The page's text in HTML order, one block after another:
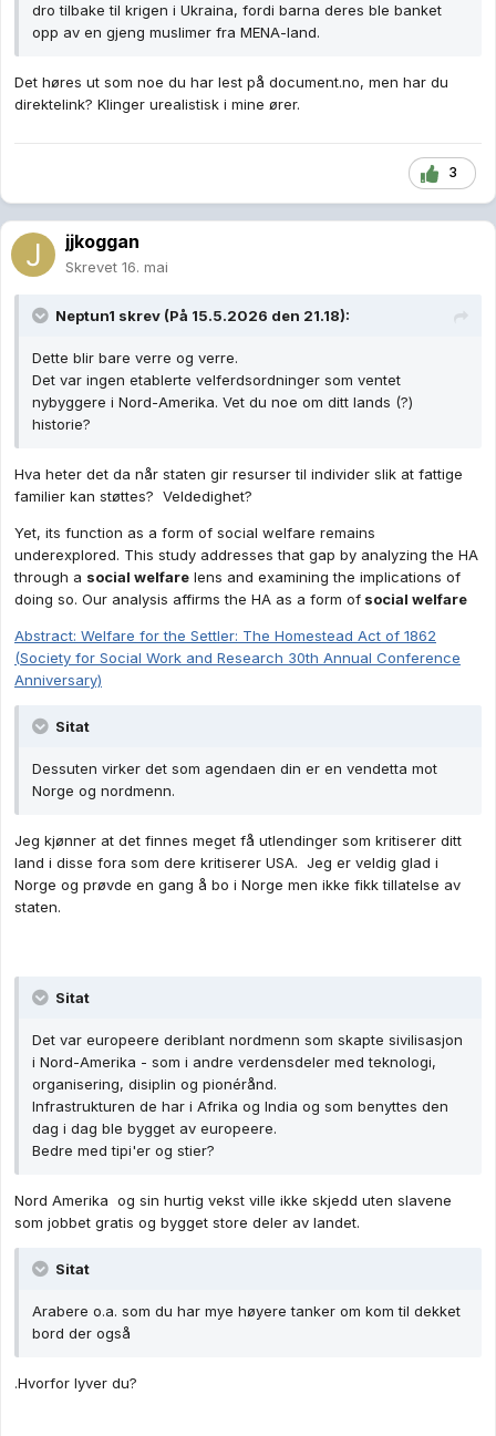
dro tilbake til krigen i Ukraina, fordi barna deres ble banket
opp av en gjeng muslimer fra MENA-land.
Det høres ut som noe du har lest på document.no, men har du
direktelink? Klinger urealistisk i mine ører.
3
jjkoggan
Skrevet 16. mai
Neptun1 skrev (På 15.5.2026 den 21.18):
Dette blir bare verre og verre.
Det var ingen etablerte velferdsordninger som ventet
nybyggere i Nord-Amerika. Vet du noe om ditt lands (?)
historie?
Hva heter det da når staten gir resurser til individer slik at fattige
familier kan støttes? Veldedighet?
Yet, its function as a form of social welfare remains
underexplored. This study addresses that gap by analyzing the HA
through a social welfare lens and examining the implications of
doing so. Our analysis affirms the HA as a form of social welfare
Abstract: Welfare for the Settler: The Homestead Act of 1862
(Society for Social Work and Research 30th Annual Conference
Anniversary)
Sitat
Dessuten virker det som agendaen din er en vendetta mot
Norge og nordmenn.
Jeg kjønner at det finnes meget få utlendinger som kritiserer ditt
land i disse fora som dere kritiserer USA. Jeg er veldig glad i
Norge og prøvde en gang å bo i Norge men ikke fikk tillatelse av
staten.
Sitat
Det var europeere deriblant nordmenn som skapte sivilisasjon
i Nord-Amerika - som i andre verdensdeler med teknologi,
organisering, disiplin og pionérånd.
Infrastrukturen de har i Afrika og India og som benyttes den
dag i dag ble bygget av europeere.
Bedre med tipi'er og stier?
Nord Amerika og sin hurtig vekst ville ikke skjedd uten slavene
som jobbet gratis og bygget store deler av landet.
Sitat
Arabere o.a. som du har mye høyere tanker om kom til dekket
bord der også
.Hvorfor lyver du?